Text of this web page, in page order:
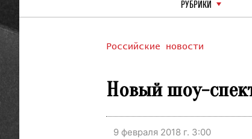
РУБРИКИ
Российские новости
Новый шоу-
9 февраля 2018 г. 3:00